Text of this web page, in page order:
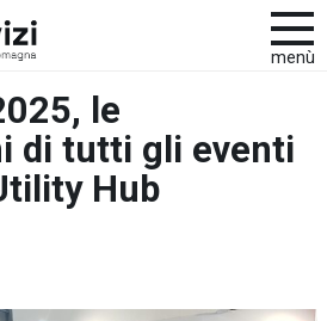
menù
le
di tutti gli eventi
Hub